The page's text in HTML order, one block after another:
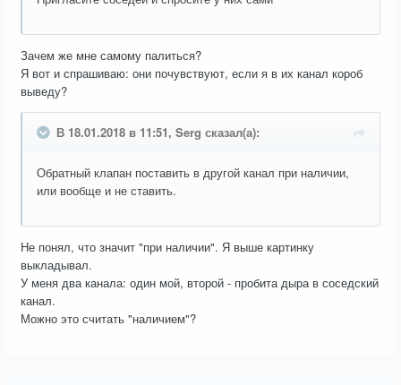
Зачем же мне самому палиться?
Я вот и спрашиваю: они почувствуют, если я в их канал короб
выведу?
В 18.01.2018 в 11:51, Serg сказал(а):
Обратный клапан поставить в другой канал при наличии,
или вообще и не ставить.
Не понял, что значит "при наличии". Я выше картинку
выкладывал.
У меня два канала: один мой, второй - пробита дыра в соседский
канал.
Можно это считать "наличием"?